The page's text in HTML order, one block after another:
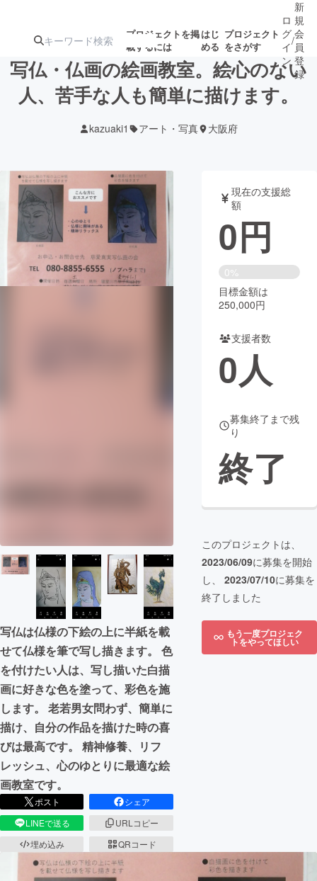
プロジェクトを掲
載するには
はじ
める
プロジェクト
をさがす
ターン
ジェクト
募集終了が近いプ
ロジェクト
アート・写真 音楽
テクノロジー・ガジェット ゲーム・サ
映像・映画 書籍・雑誌
チャレンジ
CAMPFIRE Creation
CAMPFIREふるさと納税machi-ya
ロ
グ
イ
ン
/
新
規
会
員
登
録
写仏・仏画の絵画教室。絵心のない
人、苦手な人も簡単に描けます。
kazuaki1 アート・写真 大阪府
写仏は仏様の下絵の上に半紙を載
せて仏様を筆で写し描きます。 色
を付けたい人は、写し描いた白描
画に好きな色を塗って、彩色を施
します。 老若男女問わず、簡単に
描け、自分の作品を描けた時の喜
びは最高です。 精神修養、リフ
レッシュ、心のゆとりに最適な絵
画教室です。
ポスト
シェア
LINEで送る
URLコピー
埋め込み
QRコード
現在の支援総
額
0円
0%
目標金額は
250,000円
支援者数
0人
募集終了まで残
り
終了
このプロジェクトは、
2023/06/09に募集を開始
し、 2023/07/10に募集を
終了しました
もう一度プロジェク
トをやってほしい